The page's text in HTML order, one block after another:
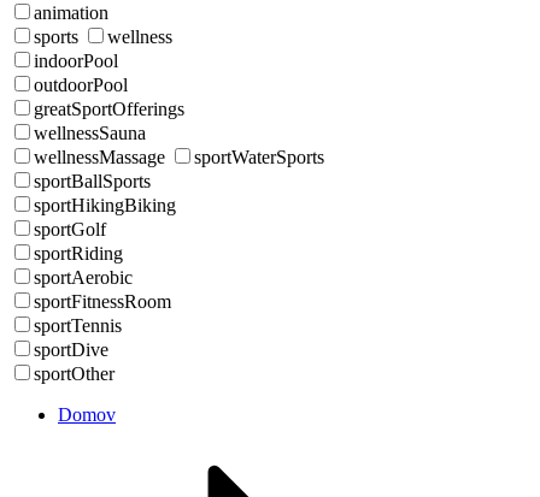
animation
sports
wellness
indoorPool
outdoorPool
greatSportOfferings
wellnessSauna
wellnessMassage
sportWaterSports
sportBallSports
sportHikingBiking
sportGolf
sportRiding
sportAerobic
sportFitnessRoom
sportTennis
sportDive
sportOther
Domov